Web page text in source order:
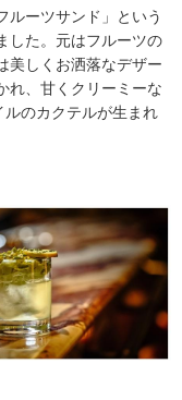
ルーツサンド」という
した。元はフルーツの
美しくお洒落なデザー
れ、甘くクリーミーな
ルのカクテルが生まれ